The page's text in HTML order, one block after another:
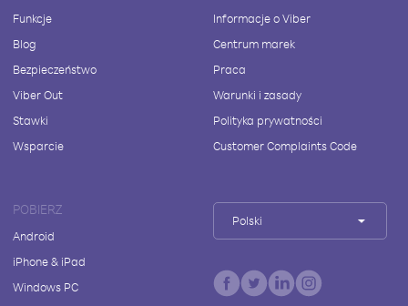
Funkcje
Blog
Bezpieczeństwo
Viber Out
Stawki
Wsparcie
Informacje o Viber
Centrum marek
Praca
Warunki i zasady
Polityka prywatności
Customer Complaints Code
POBIERZ
Android
iPhone & iPad
Windows PC
Polski